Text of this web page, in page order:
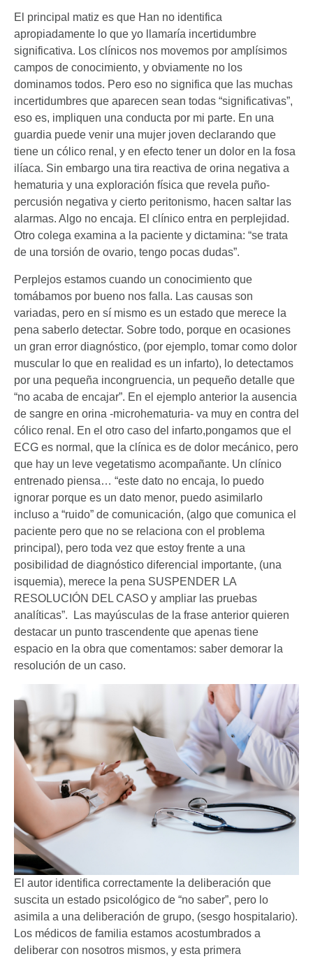
El principal matiz es que Han no identifica
apropiadamente lo que yo llamaría incertidumbre
significativa. Los clínicos nos movemos por amplísimos
campos de conocimiento, y obviamente no los
dominamos todos. Pero eso no significa que las muchas
incertidumbres que aparecen sean todas “significativas”,
eso es, impliquen una conducta por mi parte. En una
guardia puede venir una mujer joven declarando que
tiene un cólico renal, y en efecto tener un dolor en la fosa
ilíaca. Sin embargo una tira reactiva de orina negativa a
hematuria y una exploración física que revela puño-
percusión negativa y cierto peritonismo, hacen saltar las
alarmas. Algo no encaja. El clínico entra en perplejidad.
Otro colega examina a la paciente y dictamina: “se trata
de una torsión de ovario, tengo pocas dudas”.
Perplejos estamos cuando un conocimiento que
tomábamos por bueno nos falla. Las causas son
variadas, pero en sí mismo es un estado que merece la
pena saberlo detectar. Sobre todo, porque en ocasiones
un gran error diagnóstico, (por ejemplo, tomar como dolor
muscular lo que en realidad es un infarto), lo detectamos
por una pequeña incongruencia, un pequeño detalle que
“no acaba de encajar”. En el ejemplo anterior la ausencia
de sangre en orina -microhematuria- va muy en contra del
cólico renal. En el otro caso del infarto,pongamos que el
ECG es normal, que la clínica es de dolor mecánico, pero
que hay un leve vegetatismo acompañante. Un clínico
entrenado piensa… “este dato no encaja, lo puedo
ignorar porque es un dato menor, puedo asimilarlo
incluso a “ruido” de comunicación, (algo que comunica el
paciente pero que no se relaciona con el problema
principal), pero toda vez que estoy frente a una
posibilidad de diagnóstico diferencial importante, (una
isquemia), merece la pena SUSPENDER LA
RESOLUCIÓN DEL CASO y ampliar las pruebas
analíticas”. Las mayúsculas de la frase anterior quieren
destacar un punto trascendente que apenas tiene
espacio en la obra que comentamos: saber demorar la
resolución de un caso.
El autor identifica correctamente la deliberación que
suscita un estado psicológico de “no saber”, pero lo
asimila a una deliberación de grupo, (sesgo hospitalario).
Los médicos de familia estamos acostumbrados a
deliberar con nosotros mismos, y esta primera